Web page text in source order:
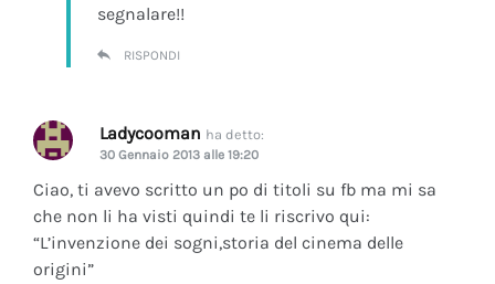
segnalare!!
RISPONDI
Ladycooman ha detto:
30 Gennaio 2013 alle 19:20
Ciao, ti avevo scritto un po di titoli su fb ma mi sa
che non li ha visti quindi te li riscrivo qui:
“L’invenzione dei sogni,storia del cinema delle
origini”